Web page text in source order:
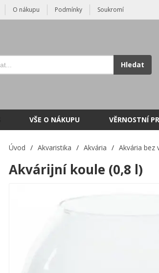
O nákupu Podmínky Soukromí
Hledat
VŠE O NÁKUPU VĚRNOSTNÍ
Úvod / Akvaristika / Akvária / Akvária bez
Akvárijní koule (0,8 l)